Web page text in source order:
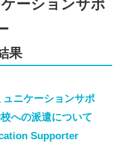
ト
です。）
室
ーションサポ
果
ニケーションサポ
への派遣について
Supporter